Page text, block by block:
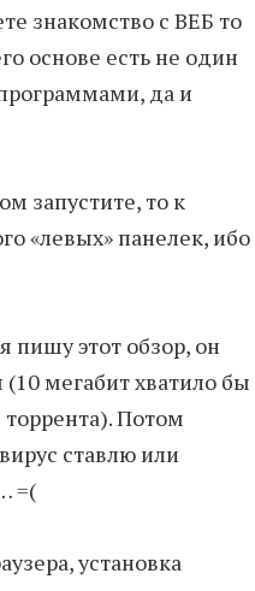
знакомство с ВЕБ то
основе есть не один
да и
запустите, то к
«левых» панелек, ибо
пишу этот обзор, он
(10 мегабит хватило бы
Потом
ставлю или
=(
установка